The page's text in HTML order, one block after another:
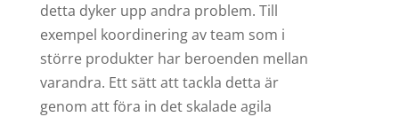
detta dyker upp andra problem. Till
exempel koordinering av team som i
större produkter har beroenden mellan
varandra. Ett sätt att tackla detta är
genom att föra in det skalade agila